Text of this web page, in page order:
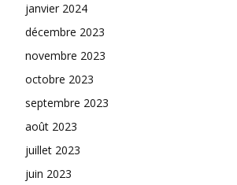
janvier 2024
décembre 2023
novembre 2023
octobre 2023
septembre 2023
août 2023
juillet 2023
juin 2023